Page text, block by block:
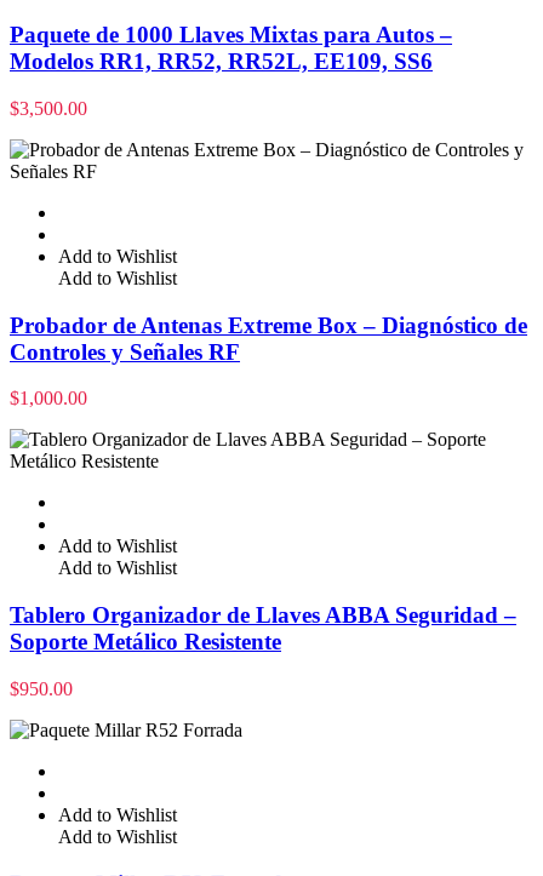
Paquete de 1000 Llaves Mixtas para Autos –
Modelos RR1, RR52, RR52L, EE109, SS6
$3,500.00
Add to Wishlist
Add to Wishlist
Probador de Antenas Extreme Box – Diagnóstico de
Controles y Señales RF
$1,000.00
Add to Wishlist
Add to Wishlist
Tablero Organizador de Llaves ABBA Seguridad –
Soporte Metálico Resistente
$950.00
Add to Wishlist
Add to Wishlist